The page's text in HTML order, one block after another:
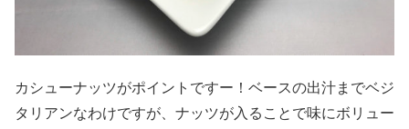
カシューナッツがポイントですー！ベースの出汁までベジ
タリアンなわけですが、ナッツが入ることで味にボリュー